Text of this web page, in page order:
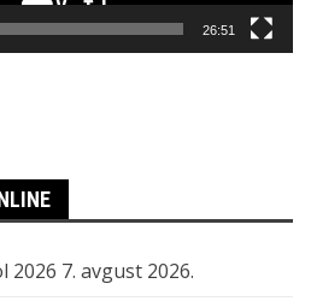
26:51
2026 7. avgust 2026.